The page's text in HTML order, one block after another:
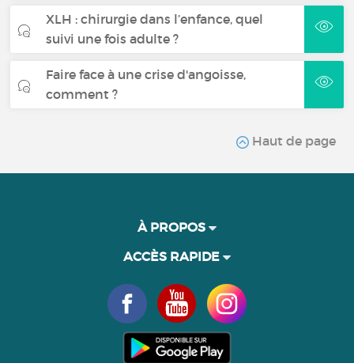
XLH : chirurgie dans l’enfance, quel
suivi une fois adulte ?
Faire face à une crise d'angoisse,
comment ?
Haut de page
À PROPOS
ACCÈS RAPIDE